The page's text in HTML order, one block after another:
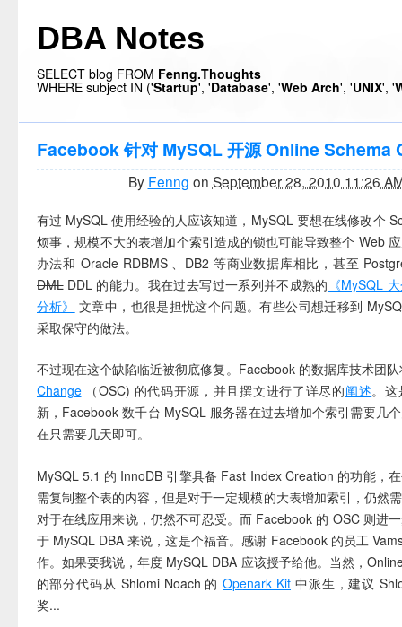
DBA Notes
SELECT blog FROM Fenng.Thoughts
WHERE subject IN ('Startup', 'Database', 'Web Arch', 'UNIX', '
Facebook 针对 MySQL 开源 Online Schema
By Fenng on September 28, 2010 11:26
有过 MySQL 使用经验的人应该知道，MySQL 要想在线修改个
烦事，规模不大的表增加个索引造成的锁也可能导致整个 Web
办法和 Oracle RDBMS 、DB2 等商业数据库相比，甚至
DMLDDL 的能力。我在过去写过一系列并不成熟的 《MySQL
分析》
文章中，也很是担忧这个问题。有些公司想迁移到
采取保守的做法。
不过现在这个缺陷临近被彻底修复。Facebook 的数据库技术团
Change（OSC) 的代码开源，并且撰文进行了详尽的阐述。这
新，Facebook 数千台 MySQL 服务器在过去增加个索引需要几
在只需要几天即可。
MySQL 5.1 的 InnoDB 引擎具备 Fast Index Creation 的功能，
需复制整个表的内容，但是对于一定规模的大表增加索引，仍然
对于在线应用来说，仍然不可忍受。而 Facebook 的 OSC 则进
于 MySQL DBA 来说，这是个福音。感谢 Facebook 的员工
作。如果要我说，年度 MySQL DBA 应该授予给他。当然，
的部分代码从 Shlomi Noach 的Openark Kit 中派生，建议
奖...